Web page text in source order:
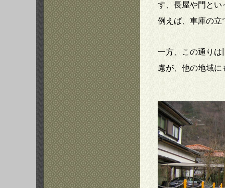
す、長屋や門とい
例えば、車庫の
一方、この通りは
慮が、他の地域